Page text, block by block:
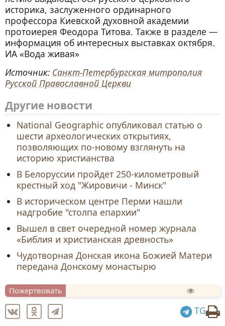
историка, заслуженного ординарного
профессора Киевской духовной академии
протоиерея Феодора Титова. Также в разделе —
информация об интересных выставках октября.
ИА «Вода живая»
Источник: Санкт-Петербургская митрополия
Русской Православной Церкви
Другие новости
National Geographic опубликовал статью о
шести археологических открытиях,
позволяющих по-новому взглянуть на
историю христианства
В Белоруссии пройдет 250-километровый
крестный ход "Жировичи - Минск"
В историческом центре Перми нашли
надгробие "столпа епархии"
Вышел в свет очередной номер журнала
«Библия и христианская древность»
Чудотворная Донская икона Божией Матери
передана Донскому монастырю
Пожертвовать
TG